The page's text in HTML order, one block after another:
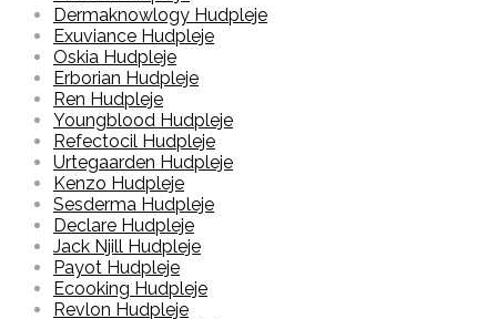
Dermaknowlogy Hudpleje
Exuviance Hudpleje
Oskia Hudpleje
Erborian Hudpleje
Ren Hudpleje
Youngblood Hudpleje
Refectocil Hudpleje
Urtegaarden Hudpleje
Kenzo Hudpleje
Sesderma Hudpleje
Declare Hudpleje
Jack Njill Hudpleje
Payot Hudpleje
Ecooking Hudpleje
Revlon Hudpleje